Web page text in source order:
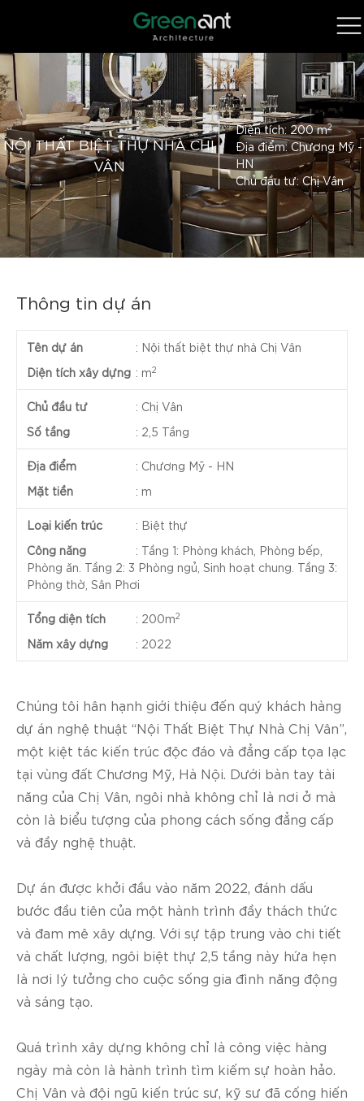
NỘI THẤT BIỆT THỰ NHÀ CHỊ
VÂN
Diện tích: 200 m2
Địa điểm: Chương Mỹ -
HN
Chủ đầu tư: Chị Vân
Thông tin dự án
Tên dự án : Nội thất biệt thự nhà Chị Vân
Diện tích xây dựng : m2
Chủ đầu tư : Chị Vân
Số tầng
: 2,5 Tầng
Địa điểm : Chương Mỹ - HN
Mặt tiền
: m
Loại kiến trúc : Biệt thự
Công năng
: Tầng 1: Phòng khách, Phòng bếp,
Phòng ăn. Tầng 2: 3 Phòng ngủ, Sinh hoạt chung. Tầng 3:
Phòng thờ, Sân Phơi
Tổng diện tích : 200m2
Năm xây dựng : 2022
Chúng tôi hân hạnh giới thiệu đến quý khách hàng
dự án nghệ thuật “Nội Thất Biệt Thự Nhà Chị Vân”,
một kiệt tác kiến trúc độc đáo và đẳng cấp tọa lạc
tại vùng đất Chương Mỹ, Hà Nội. Dưới bàn tay tài
năng của Chị Vân, ngôi nhà không chỉ là nơi ở mà
còn là biểu tượng của phong cách sống đẳng cấp
và đầy nghệ thuật.
Dự án được khởi đầu vào năm 2022, đánh dấu
bước đầu tiên của một hành trình đầy thách thức
và đam mê xây dựng. Với sự tập trung vào chi tiết
và chất lượng, ngôi biệt thự 2,5 tầng này hứa hẹn
là nơi lý tưởng cho cuộc sống gia đình năng động
và sáng tạo.
Quá trình xây dựng không chỉ là công việc hàng
ngày mà còn là hành trình tìm kiếm sự hoàn hảo.
Chị Vân và đội ngũ kiến trúc sư, kỹ sư đã cống hiến